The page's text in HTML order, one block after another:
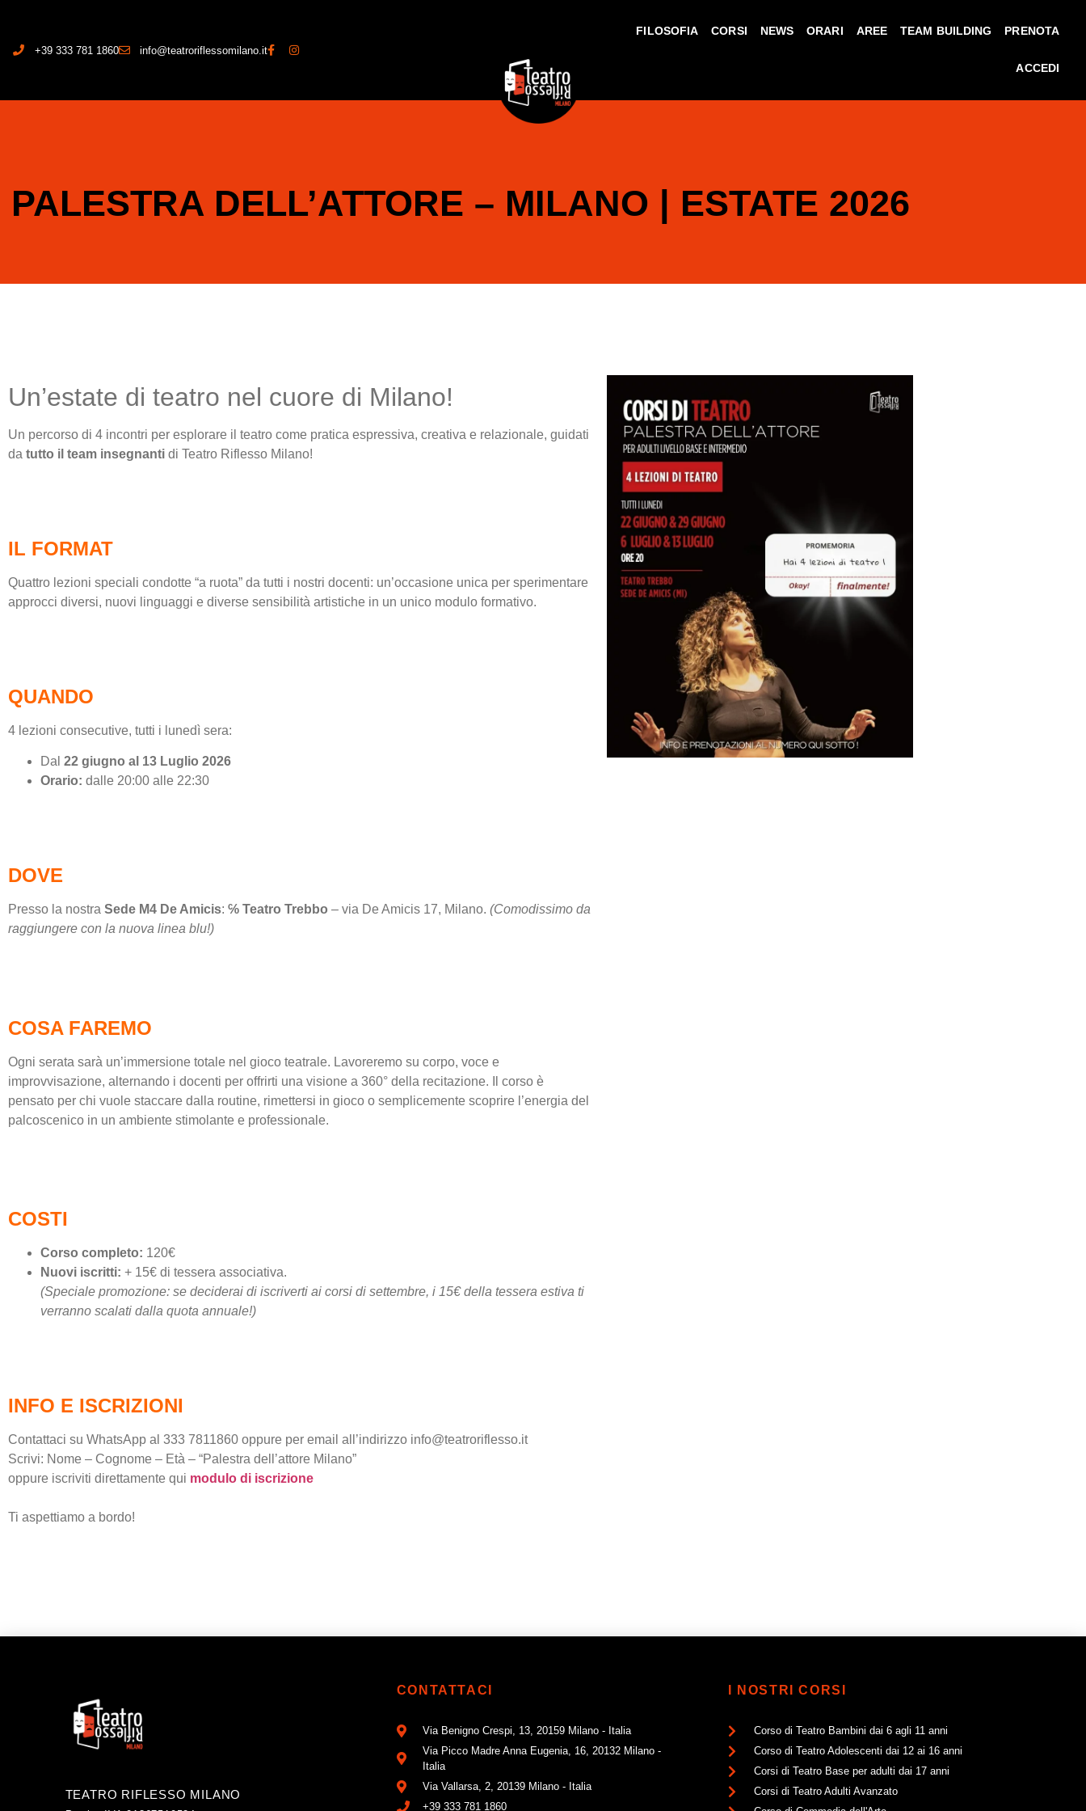
+39 333 781 1860 info@teatroriflessomilano.it
FILOSOFIA CORSI NEWS ORARI AREE TEAM BUILDING PRENOTA
ACCEDI
PALESTRA DELL’ATTORE – MILANO | ESTATE 2026
Un’estate di teatro nel cuore di Milano!
Un percorso di 4 incontri per esplorare il teatro come pratica espressiva, creativa e relazionale, guidati
da tutto il team insegnanti di Teatro Riflesso Milano!
IL FORMAT
Quattro lezioni speciali condotte “a ruota” da tutti i nostri docenti: un’occasione unica per sperimentare
approcci diversi, nuovi linguaggi e diverse sensibilità artistiche in un unico modulo formativo.
QUANDO
4 lezioni consecutive, tutti i lunedì sera:
Dal 22 giugno al 13 Luglio 2026
Orario: dalle 20:00 alle 22:30
DOVE
Presso la nostra Sede M4 De Amicis: ℅ Teatro Trebbo – via De Amicis 17, Milano. (Comodissimo da
raggiungere con la nuova linea blu!)
COSA FAREMO
Ogni serata sarà un’immersione totale nel gioco teatrale. Lavoreremo su corpo, voce e
improvvisazione, alternando i docenti per offrirti una visione a 360° della recitazione. Il corso è
pensato per chi vuole staccare dalla routine, rimettersi in gioco o semplicemente scoprire l’energia del
palcoscenico in un ambiente stimolante e professionale.
COSTI
Corso completo: 120€
Nuovi iscritti: + 15€ di tessera associativa.
(Speciale promozione: se deciderai di iscriverti ai corsi di settembre, i 15€ della tessera estiva ti
verranno scalati dalla quota annuale!)
INFO E ISCRIZIONI
Contattaci su WhatsApp al 333 7811860 oppure per email all’indirizzo info@teatroriflesso.it
Scrivi: Nome – Cognome – Età – “Palestra dell’attore Milano”
oppure iscriviti direttamente qui modulo di iscrizione
Ti aspettiamo a bordo!
TEATRO RIFLESSO MILANO
CONTATTACI
Via Benigno Crespi, 13, 20159 Milano - Italia
Via Picco Madre Anna Eugenia, 16, 20132 Milano -
Italia
Via Vallarsa, 2, 20139 Milano - Italia
+39 333 781 1860
I NOSTRI CORSI
Corso di Teatro Bambini dai 6 agli 11 anni
Corso di Teatro Adolescenti dai 12 ai 16 anni
Corsi di Teatro Base per adulti dai 17 anni
Corsi di Teatro Adulti Avanzato